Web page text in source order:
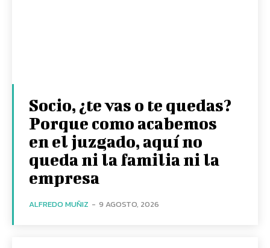
Socio, ¿te vas o te quedas?
Porque como acabemos
en el juzgado, aquí no
queda ni la familia ni la
empresa
ALFREDO MUÑIZ - 9 AGOSTO, 2026